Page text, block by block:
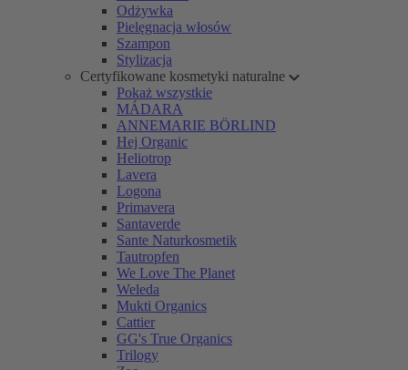
Odżywka
Pielęgnacja włosów
Szampon
Stylizacja
Certyfikowane kosmetyki naturalne
Pokaż wszystkie
MÁDARA
ANNEMARIE BÖRLIND
Hej Organic
Heliotrop
Lavera
Logona
Primavera
Santaverde
Sante Naturkosmetik
Tautropfen
We Love The Planet
Weleda
Mukti Organics
Cattier
GG's True Organics
Trilogy